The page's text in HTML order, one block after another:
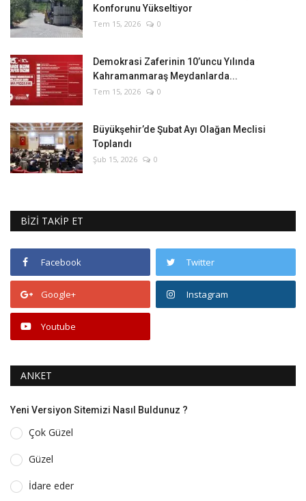
Konforunu Yükseltiyor
Tem 15, 2026 0
Demokrasi Zaferinin 10’uncu Yılında
Kahramanmaraş Meydanlarda...
Tem 15, 2026 0
Büyükşehir’de Şubat Ayı Olağan Meclisi
Toplandı
Şub 15, 2026 0
BİZİ TAKİP ET
Facebook Twitter
Google+ Instagram
Youtube
ANKET
Yeni Versiyon Sitemizi Nasıl Buldunuz ?
Çok Güzel
Güzel
İdare eder